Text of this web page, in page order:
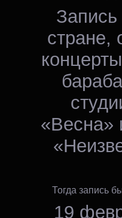
Запись
стране,
«Весна»
Тогда запись
19